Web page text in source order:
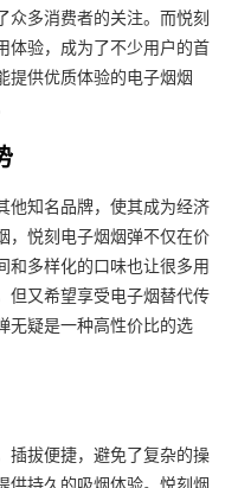
众多消费者的关注。而悦刻
体验，成为了不少用户的首
提供优质体验的电子烟烟
他知名品牌，使其成为经济
，悦刻电子烟烟弹不仅在价
和多样化的口味也让很多用
但又希望享受电子烟替代传
无疑是一种高性价比的选
插拔便捷，避免了复杂的操